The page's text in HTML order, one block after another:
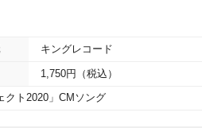
キングレコード
1,750円（税込）
クト2020」CMソング